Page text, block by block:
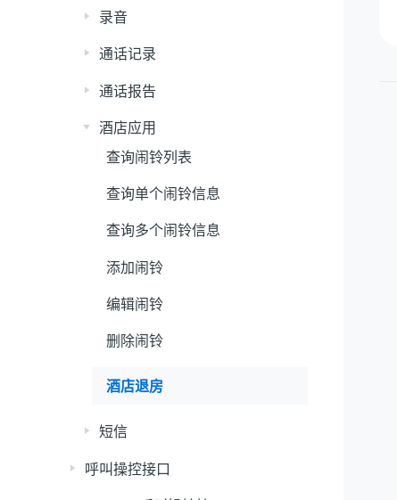
录音
通话记录
通话报告
酒店应用
查询闹铃列表
查询单个闹铃信息
查询多个闹铃信息
添加闹铃
编辑闹铃
删除闹铃
酒店退房
短信
呼叫操控接口